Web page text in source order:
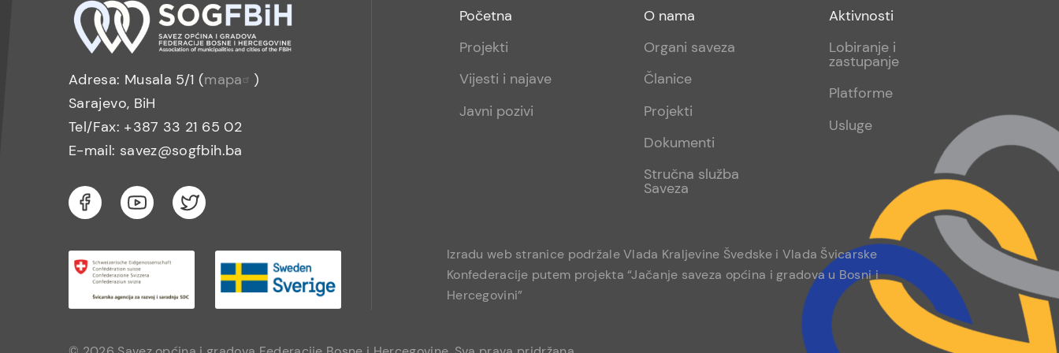
Adresa: Musala 5/1 (mapa
)
Sarajevo, BiH
Tel/Fax: +387 33 21 65 02
E-mail: savez@sogfbih.ba
Footer
menu
Početna
Projekti
Vijesti i najave
Javni pozivi
Footer
sub
O nama
Organi saveza
Članice
Projekti
Dokumenti
Stručna služba
Saveza
Footer
sub
Aktivnosti
Lobiranje i
zastupanje
Platforme
Usluge
Izradu web stranice podržale Vlada Kraljevine Švedske i Vlada Švicarske
Konfederacije putem projekta “Jačanje saveza općina i gradova u Bosni i
Hercegovini”